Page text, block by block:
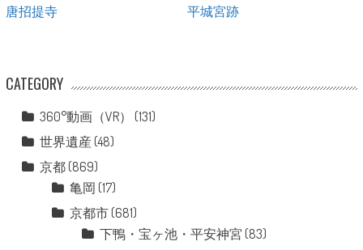
唐招提寺 平城宮跡
CATEGORY
360°動画（VR）
(131)
世界遺産 (48)
京都(869)
亀岡 (17)
京都市(681)
下鴨・宝ヶ池・平安神宮 (83)